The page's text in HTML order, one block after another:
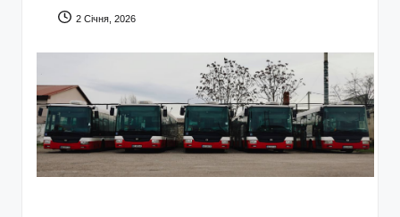
2 Січня, 2026